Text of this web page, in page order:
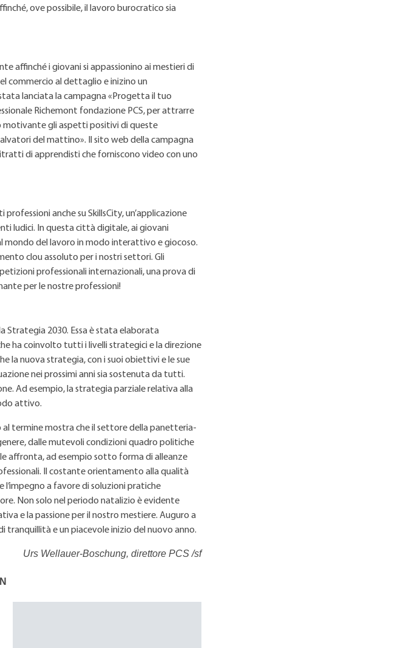
ove possibile, il lavoro burocratico sia
affinché i giovani si appassionino ai mestieri di
commercio al dettaglio e inizino un
lanciata la campagna «Progetta il tuo
Richemont fondazione PCS, per attrarre
motivante gli aspetti positivi di queste
del mattino». Il sito web della campagna
di apprendisti che forniscono video con uno
anche su SkillsCity, un’applicazione
ludici. In questa città digitale, ai giovani
del lavoro in modo interattivo e giocoso.
clou assoluto per i nostri settori. Gli
professionali internazionali, una prova di
per le nostre professioni!
2030. Essa è stata elaborata
ha coinvolto tutti i livelli strategici e la direzione
la nuova strategia, con i suoi obiettivi e le sue
nei prossimi anni sia sostenuta da tutti.
Ad esempio, la strategia parziale relativa alla
attivo.
termine mostra che il settore della panetteria-
dalle mutevoli condizioni quadro politiche
affronta, ad esempio sotto forma di alleanze
Il costante orientamento alla qualità
l’impegno a favore di soluzioni pratiche
Non solo nel periodo natalizio è evidente
e la passione per il nostro mestiere. Auguro a
e un piacevole inizio del nuovo anno.
Urs Wellauer-Boschung, direttore PCS /sf